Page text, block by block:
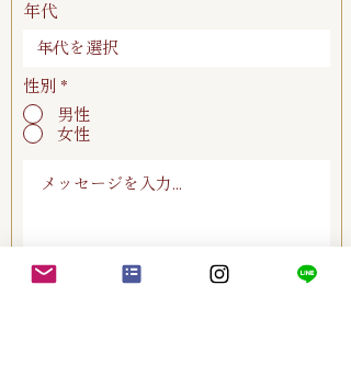
年代
性別 *
男性
女性